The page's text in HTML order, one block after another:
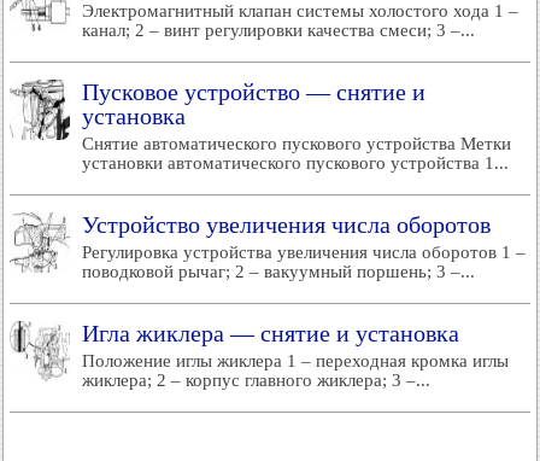
Электромагнитный клапан системы холостого хода 1 –
канал; 2 – винт регулировки качества смеси; 3 –...
Пусковое устройство — снятие и
установка
Снятие автоматического пускового устройства Метки
установки автоматического пускового устройства 1...
Устройство увеличения числа оборотов
Регулировка устройства увеличения числа оборотов 1 –
поводковой рычаг; 2 – вакуумный поршень; 3 –...
Игла жиклера — снятие и установка
Положение иглы жиклера 1 – переходная кромка иглы
жиклера; 2 – корпус главного жиклера; 3 –...